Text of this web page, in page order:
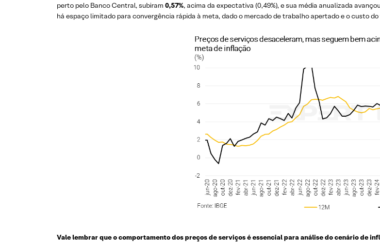
perto pelo Banco Central, subiram 0,57%, acima da expectativa (0,49%), e sua média anualizada
há espaço limitado para convergência rápida à meta, dado o mercado de trabalho apertado e o custo
Vale lembrar que o comportamento dos preços de serviços é essencial para análise do cenário de